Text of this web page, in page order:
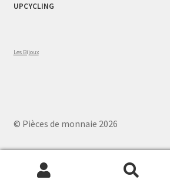
UPCYCLING
Les Bijoux
© Pièces de monnaie 2026
Recherche